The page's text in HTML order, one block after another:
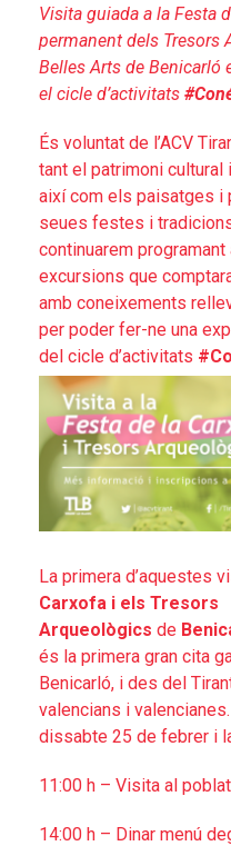
Visita guiada a la Festa
permanent dels Tresors
Belles Arts de Benicarló
el cicle d’activitats
És voluntat de l’ACV
tant el patrimoni
així com els paisatges i
seues festes i
continuarem
excursions que
amb coneixements
per poder fer-ne una
del cicle d’activitats
La primera d’aquestes
Carxofa i els Tresors
Arqueològics de
és la primera gran cita
Benicarló, i des del
valencians i
dissabte 25 de febrer i
11:00 h – Visita al
14:00 h – Dinar menú